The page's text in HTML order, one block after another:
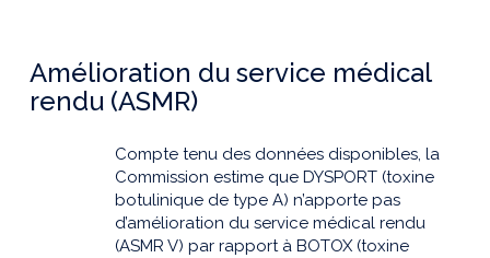
Amélioration du service médical
rendu (ASMR)
Compte tenu des données disponibles, la
Commission estime que DYSPORT (toxine
botulinique de type A) n’apporte pas
d’amélioration du service médical rendu
(ASMR V) par rapport à BOTOX (toxine